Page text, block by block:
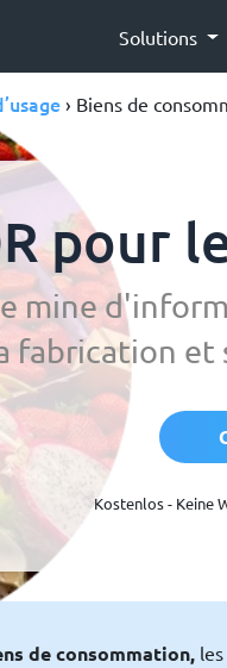
Solutions
› Biens de
pour
mine
fabrication et
Kostenlos - Keine
de consommation,